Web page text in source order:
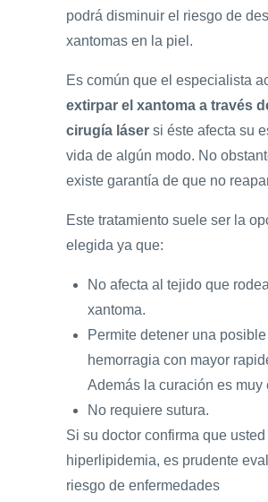
podrá disminuir el riesgo de
xantomas en la piel.
Es común que el especialista
extirpar el xantoma a través
cirugía láser si éste afecta su
vida de algún modo. No
existe garantía de que no
Este tratamiento suele ser la
elegida ya que:
No afecta al tejido que
xantoma.
Permite detener una posible
hemorragia con mayor
Además la curación es muy
No requiere sutura.
Si su doctor confirma que
hiperlipidemia, es prudente
riesgo de enfermedades